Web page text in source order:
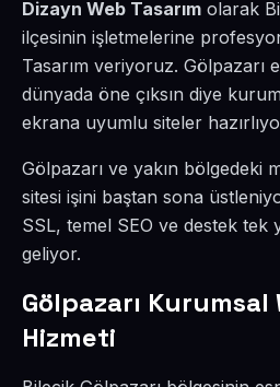
Dizayn Web Tasarım olarak
ilçesinin işletmelerine
Tasarım veriyoruz. Gölpazarı
dünyada öne çıksın diye
ekrana uyumlu siteler
Gölpazarı ve yakın bölgedeki
sitesi işini baştan sona
SSL, temel SEO ve destek tek
geliyor.
Gölpazarı Kurumsal
Hizmeti